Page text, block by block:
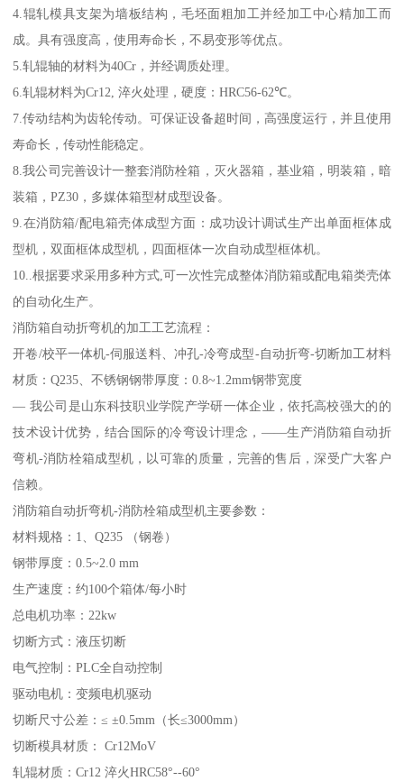
4.辊轧模具支架为墙板结构，毛坯面粗加工并经加工中心精加工而
成。具有强度高，使用寿命长，不易变形等优点。
5.轧辊轴的材料为40Cr，并经调质处理。
6.轧辊材料为Cr12, 淬火处理，硬度：HRC56-62℃。
7.传动结构为齿轮传动。可保证设备超时间，高强度运行，并且使用
寿命长，传动性能稳定。
8.我公司完善设计一整套消防栓箱，灭火器箱，基业箱，明装箱，暗
装箱，PZ30，多媒体箱型材成型设备。
9.在消防箱/配电箱壳体成型方面：成功设计调试生产出单面框体成
型机，双面框体成型机，四面框体一次自动成型框体机。
10..根据要求采用多种方式,可一次性完成整体消防箱或配电箱类壳体
的自动化生产。
消防箱自动折弯机的加工工艺流程：
开卷/校平一体机-伺服送料、冲孔-冷弯成型-自动折弯-切断加工材料
材质：Q235、不锈钢钢带厚度：0.8~1.2mm钢带宽度
— 我公司是山东科技职业学院产学研一体企业，依托高校强大的的
技术设计优势，结合国际的冷弯设计理念，——生产消防箱自动折
弯机-消防栓箱成型机，以可靠的质量，完善的售后，深受广大客户
信赖。
消防箱自动折弯机-消防栓箱成型机主要参数：
材料规格：1、Q235 （钢卷）
钢带厚度：0.5~2.0 mm
生产速度：约100个箱体/每小时
总电机功率：22kw
切断方式：液压切断
电气控制：PLC全自动控制
驱动电机：变频电机驱动
切断尺寸公差：≤ ±0.5mm（长≤3000mm）
切断模具材质： Cr12MoV
轧辊材质：Cr12 淬火HRC58°--60°